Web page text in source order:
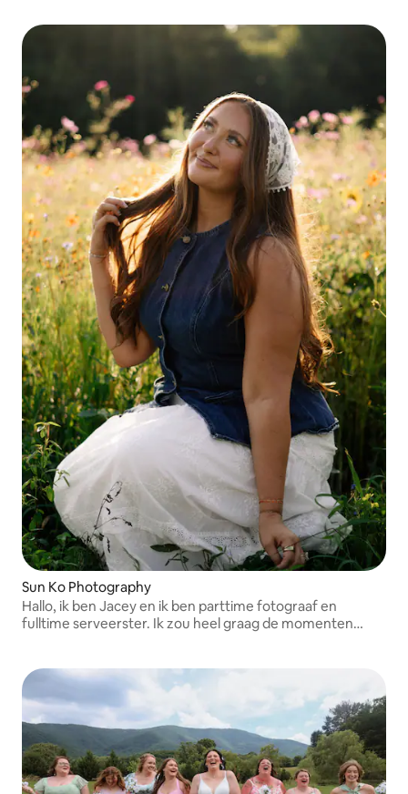
Sun Ko Photography
Hallo, ik ben Jacey en ik ben parttime fotograaf en
fulltime serveerster. Ik zou heel graag de momenten